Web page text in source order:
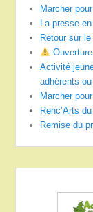
Marcher
La presse
Retour sur le
Activité
adhérents
Marcher
Renc’Arts
Remise du